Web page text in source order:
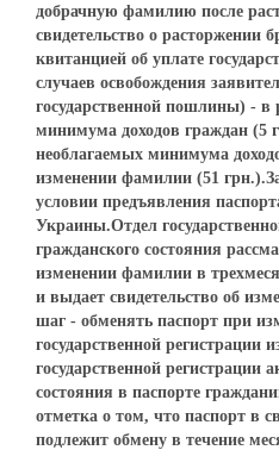
добрачную фамилию после
свидетельство о расторжении
квитанцией об уплате
случаев освобождения
государственной пошлины) - в
минимума доходов граждан (5
необлагаемых минимума
изменении фамилии (51
условии предъявления
Украины.Отдел
гражданского состояния
изменении фамилии в
и выдает свидетельство об
шаг - обменять паспорт при
государственной регистрации
государственной регистрации
состояния в паспорте
отметка о том, что паспорт в
подлежит обмену в течение